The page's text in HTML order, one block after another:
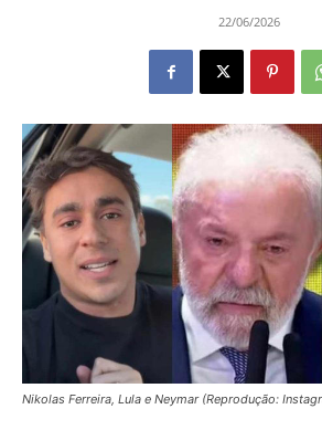
22/06/2026
Nikolas Ferreira, Lula e Neymar (Reprodução: